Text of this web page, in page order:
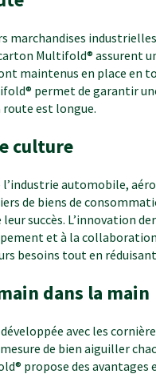
marchandises
carton Multifold® assurent
maintenus en place en
permet de garantir
est longue.
culture
l’industrie automobile,
de biens de
leur succès. L’innovation
et à la
besoins tout en
dans la main
développée avec les
de bien aiguiller
propose des